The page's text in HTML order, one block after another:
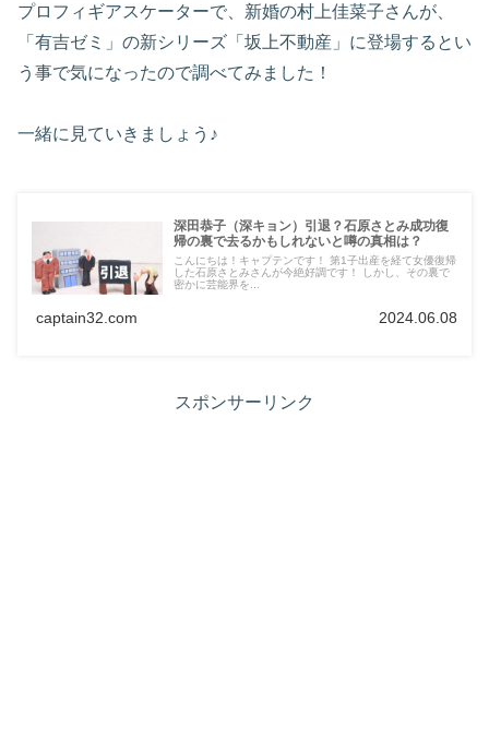
プロフィギアスケーターで、新婚の村上佳菜子さんが、
「有吉ゼミ」の新シリーズ「坂上不動産」に登場するとい
う事で気になったので調べてみました！
一緒に見ていきましょう♪
深田恭子（深キョン）引退？石原さとみ成功復
帰の裏で去るかもしれないと噂の真相は？
こんにちは！キャプテンです！ 第1子出産を経て女優復帰
した石原さとみさんが今絶好調です！ しかし、その裏で
密かに芸能界を...
captain32.com 2024.06.08
スポンサーリンク